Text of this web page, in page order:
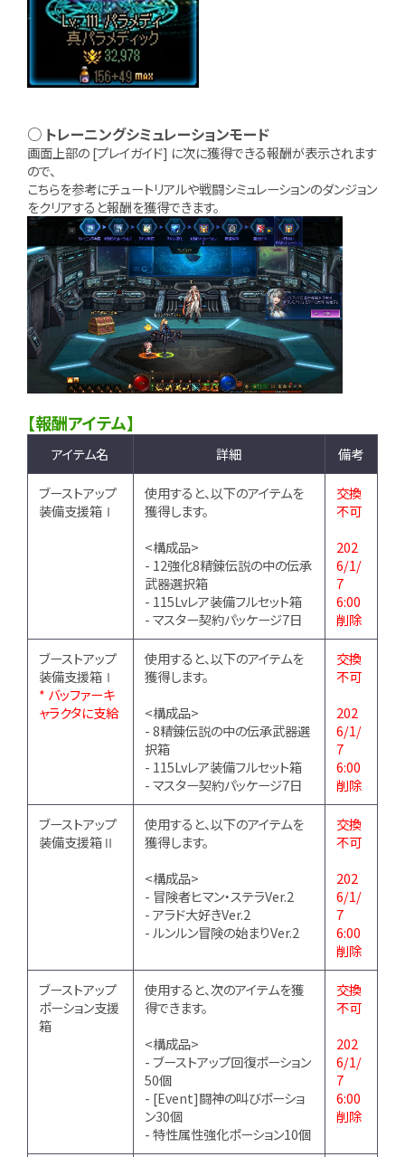
○ トレーニングシミュレーションモード
画面上部の [プレイガイド] に次に獲得できる報酬が表示されます
ので、
こちらを参考にチュートリアルや戦闘シミュレーションのダンジョン
をクリアすると報酬を獲得できます。
【報酬アイテム】
アイテム名 詳細 備考
ブーストアップ
装備支援箱Ⅰ
使用すると、以下のアイテムを
獲得します。
<構成品>
- 12強化8精錬伝説の中の伝承
武器選択箱
- 115Lvレア装備フルセット箱
- マスター契約パッケージ7日
交換
不可
202
6/1/
7
6:00
削除
ブーストアップ
装備支援箱Ⅰ
* バッファーキ
ャラクタに支給
使用すると、以下のアイテムを
獲得します。
<構成品>
- 8精錬伝説の中の伝承武器選
択箱
- 115Lvレア装備フルセット箱
- マスター契約パッケージ7日
交換
不可
202
6/1/
7
6:00
削除
ブーストアップ
装備支援箱Ⅱ
使用すると、以下のアイテムを
獲得します。
<構成品>
- 冒険者ヒマン・ステラVer.2
- アラド大好きVer.2
- ルンルン冒険の始まりVer.2
交換
不可
202
6/1/
7
6:00
削除
ブーストアップ
ポーション支援
箱
使用すると、次のアイテムを獲
得できます。
<構成品>
- ブーストアップ回復ポーション
50個
- [Event]闘神の叫びポーショ
ン30個
- 特性属性強化ポーション10個
交換
不可
202
6/1/
7
6:00
削除